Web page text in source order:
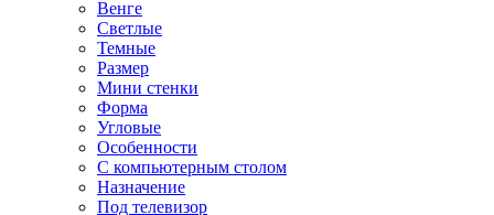
Венге
Светлые
Темные
Размер
Мини стенки
Форма
Угловые
Особенности
С компьютерным столом
Назначение
Под телевизор